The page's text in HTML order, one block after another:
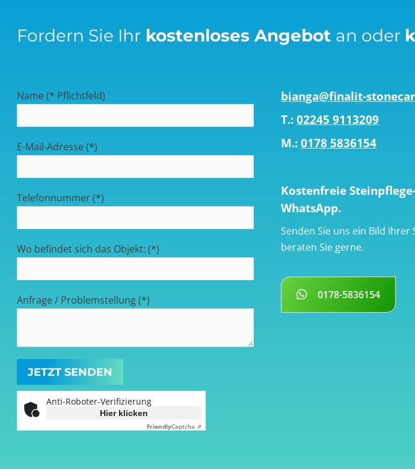
Fordern Sie Ihr kostenloses Angebot an oder
Name (* Pflichtfeld)
E-Mail-Adresse (*)
Telefonnummer (*)
Wo befindet sich das Objekt: (*)
Anfrage / Problemstellung (*)
Anti-Roboter-Verifizierung
Hier klicken
FriendlyCaptcha ⇗
bianga@finalit-
T.:02245 9113209
M.:0178 5836154
Kostenfreie
WhatsApp.
Senden Sie uns ein Bild Ihrer
beraten Sie gerne.
0178-5836154